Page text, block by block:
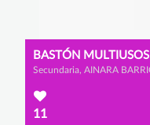
BASTÓN MULTIUSOS
11